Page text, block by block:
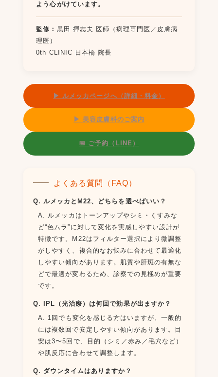
よう心がけています。
監修： 黒田 揮志夫 医師（病理専門医／皮膚病
理医）
0th CLINIC 日本橋 院長
▶ ルメッカページへ（詳細・料金）
▶ 美容皮膚科のご案内
📅 ご予約（LINE）
よくある質問（FAQ）
Q. ルメッカとM22、どちらを選べばいい？
A. ルメッカはトーンアップやシミ・くすみな
ど“色ムラ”に対して変化を実感しやすい設計が
特徴です。M22はフィルター選択により微調整
がしやすく、複合的なお悩みに合わせて最適化
しやすい傾向があります。肌質や肝斑の有無な
どで最適が変わるため、診察での見極めが重要
です。
Q. IPL（光治療）は何回で効果が出ますか？
A. 1回でも変化を感じる方はいますが、一般的
には複数回で安定しやすい傾向があります。目
安は3〜5回で、目的（シミ／赤み／毛穴など）
や肌反応に合わせて調整します。
Q. ダウンタイムはありますか？